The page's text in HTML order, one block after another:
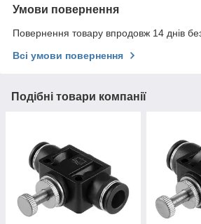
Умови повернення
Повернення товару впродовж 14 днів
Всі умови повернення
Подібні товари компанії